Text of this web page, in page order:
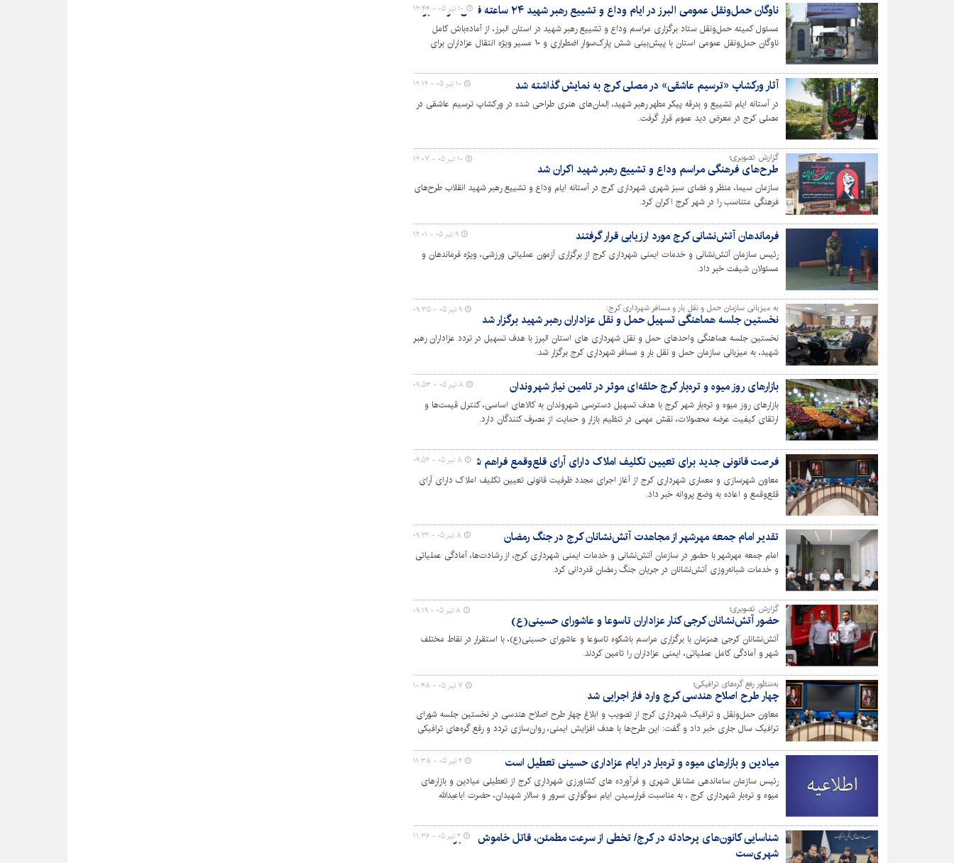
ناوگان حمل‌ونقل عمومی البرز در ایام وداع و تشییع رهبر شهید ۲۴ ساعته فعال خواهد بود
مسئول کمیته حمل‌ونقل ستاد برگزاری مراسم وداع و تشییع رهبر شهید در استان البرز، از آماده‌باش کامل
ناوگان حمل‌ونقل عمومی استان با پیش‌بینی شش پارک‌سوار اضطراری و ۱۰ مسیر ویژه انتقال عزاداران برای
۱۰ تیر ۰۵ - ۱۲:۴۴
آثار ورکشاپ «ترسیم عاشقی» در مصلی کرج به نمایش گذاشته شد
در آستانه ایام تشییع و بدرقه پیکر مطهر رهبر شهید، اِلمان‌های هنری طراحی شده در ورکشاپ ترسیم عاشقی در
مصلی کرج در معرض دید عموم قرار گرفت.
۱۰ تیر ۰۵ - ۱۲:۱۲
گزارش تصویری؛
طرح‌های فرهنگی مراسم وداع و تشییع رهبر شهید اکران شد
سازمان سیما، منظر و فضای سبز شهری شهرداری کرج در آستانه ایام وداع و تشییع رهبر شهید انقلاب طرح‌های
فرهنگی متناسب را در شهر کرج اکران کرد.
۱۰ تیر ۰۵ - ۱۲:۰۷
فرماندهان آتش‌نشانی کرج مورد ارزیابی قرار گرفتند
رئیس سازمان آتش‌نشانی و خدمات ایمنی شهرداری کرج از برگزاری آزمون عملیاتی ورزشی، ویژه فرماندهان و
مسئولان شیفت خبر داد.
۹ تیر ۰۵ - ۱۲:۰۱
به میزبانی سازمان حمل و نقل بار و مسافر شهرداری کرج:
نخستین جلسه هماهنگی تسهیل حمل و نقل عزاداران رهبر شهید برگزار شد
نخستین جلسه هماهنگی واحدهای حمل و نقل شهرداری های استان البرز با هدف تسهیل در تردد عزاداران رهبر
شهید، به میزبانی سازمان حمل و نقل بار و مسافر شهرداری کرج برگزار شد.
۹ تیر ۰۵ - ۰۹:۳۵
بازارهای روز میوه و تره‌بار کرج حلقه‌ای موثر در تامین نیاز شهروندان
بازارهای روز میوه و تره‌بار شهر کرج با هدف تسهیل دسترسی شهروندان به کالاهای اساسی، کنترل قیمت‌ها و
ارتقای کیفیت عرضه محصولات، نقش مهمی در تنظیم بازار و حمایت از مصرف کنندگان دارد.
۸ تیر ۰۵ - ۰۹:۵۳
فرصت قانونی جدید برای تعیین تکلیف املاک دارای آرای قلع‌وقمع فراهم شد
معاون شهرسازی و معماری شهرداری کرج از آغاز اجرای مجدد ظرفیت قانونی تعیین تکلیف املاک دارای آرای
قلع‌وقمع و اعاده به وضع پروانه خبر داد.
۸ تیر ۰۵ - ۰۹:۵۲
تقدیر امام جمعه مهرشهر از مجاهدت آتش‌نشانان کرج در جنگ رمضان
امام جمعه مهرشهر با حضور در سازمان آتش‌نشانی و خدمات ایمنی شهرداری کرج، از رشادت‌ها، آمادگی عملیاتی
و خدمات شبانه‌روزی آتش‌نشانان در جریان جنگ رمضان قدردانی کرد.
۸ تیر ۰۵ - ۰۹:۲۲
گزارش تصویری؛
حضور آتش‌نشانان کرجی کنار عزاداران تاسوعا و عاشورای حسینی(ع)
آتش‌نشانان کرجی همزمان با برگزاری مراسم باشکوه تاسوعا و عاشورای حسینی(ع)، با استقرار در نقاط مختلف
شهر و آمادگی کامل عملیاتی، ایمنی عزاداران را تامین کردند.
۸ تیر ۰۵ - ۰۹:۱۹
به‌منظور رفع گره‌های ترافیکی؛
چهار طرح اصلاح هندسی کرج وارد فاز اجرایی شد
معاون حمل‌ونقل و ترافیک شهرداری کرج از تصویب و ابلاغ چهار طرح اصلاح هندسی در نخستین جلسه شورای
ترافیک سال جاری خبر داد و گفت: این طرح‌ها با هدف افزایش ایمنی، روان‌سازی تردد و رفع گره‌های ترافیکی
۷ تیر ۰۵ - ۱۰:۴۸
میادین و بازارهای میوه و تره‌بار در ایام عزاداری حسینی تعطیل است
رئیس سازمان ساماندهی مشاغل شهری و فرآورده های کشاورزی شهرداری کرج از تعطیلی میادین و بازارهای
میوه و تره‌بار شهرداری کرج ، به مناسبت فرارسیدن ایام سوگواری سرور و سالار شهیدان، حضرت اباعبدالله
حسینی خبر داد.
۲ تیر ۰۵ - ۱۱:۳۸
شناسایی کانون‌های پرحادثه در کرج/ تخطی از سرعت مطمئن، قاتل خاموش معابر
شهری‌ست
۲ تیر ۰۵ - ۱۱:۳۶